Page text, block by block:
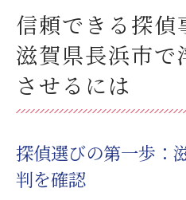
探偵選びで重要な
長浜市での不倫調
滋賀県長浜市の不倫調
れとポイント
調査開始前に知っ
プロの探偵が行う情
信頼できる探偵
滋賀県長浜市で
させるには
探偵選びの第一歩：
判を確認